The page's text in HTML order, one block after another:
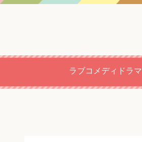
ラブコメディドラマ